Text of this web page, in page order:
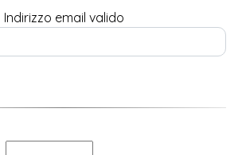
Indirizzo email valido